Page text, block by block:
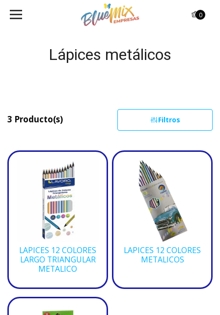
0
Lápices metálicos
3 Producto(s) Filtros
LAPICES 12 COLORES
LARGO TRIANGULAR
METALICO
LAPICES 12 COLORES
METALICOS